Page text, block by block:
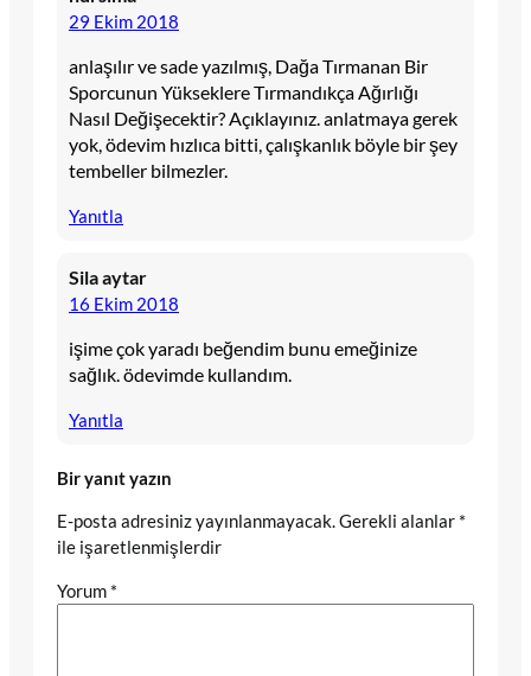
29 Ekim 2018
anlaşılır ve sade yazılmış, Dağa Tırmanan Bir
Sporcunun Yükseklere Tırmandıkça Ağırlığı
Nasıl Değişecektir? Açıklayınız. anlatmaya gerek
yok, ödevim hızlıca bitti, çalışkanlık böyle bir şey
tembeller bilmezler.
Yanıtla
Sila aytar
16 Ekim 2018
işime çok yaradı beğendim bunu emeğinize
sağlık. ödevimde kullandım.
Yanıtla
Bir yanıt yazın
E-posta adresiniz yayınlanmayacak.Gerekli alanlar *
ile işaretlenmişlerdir
Yorum *